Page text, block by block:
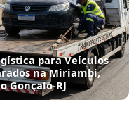
para Veículos
na Miriambi,
Gonçalo‑RJ